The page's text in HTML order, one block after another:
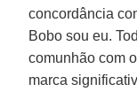
concordância
Bobo sou eu.
comunhão com
marca